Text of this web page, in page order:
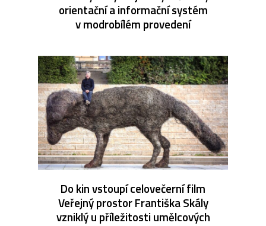
orientační a informační systém
v modrobílém provedení
Do kin vstoupí celovečerní film
Veřejný prostor Františka Skály
vzniklý u příležitosti umělcových